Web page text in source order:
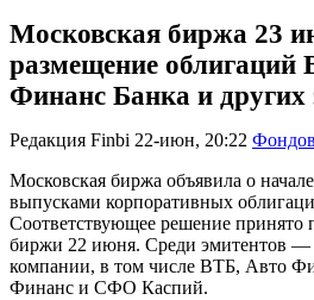
Московская биржа 23
размещение облигаций
Финанс Банка и других
Редакция Finbi 22-июн, 20:22
Московская биржа объявила о
выпусками корпоративных
Соответствующее решение принято
биржи 22 июня. Среди эмитентов —
компании, в том числе ВТБ, Авто
Финанс и СФО Каспий.